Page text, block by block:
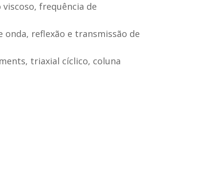
frequência de
onda, reflexão e transmissão de
triaxial cíclico, coluna